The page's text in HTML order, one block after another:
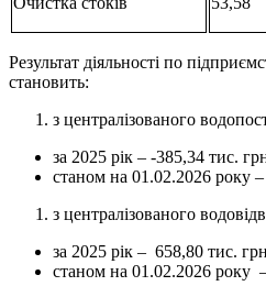
Результат діяльності по
становить:
з централізованого
за 2025 рік – -385,34 тис.
станом на 01.02.2026 року
з централізованого
за 2025 рік – 658,80 тис.
станом на 01.02.2026 року